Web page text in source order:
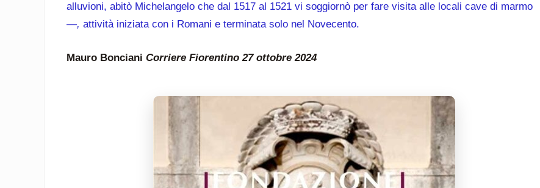
alluvioni, abitò Michelangelo che dal 1517 al 1521 vi soggiornò per fare visita alle locali cave di marmo
—,attività iniziata con i Romani e terminata solo nel Novecento.
Mauro BoncianiCorriere Fiorentino 27 ottobre 2024